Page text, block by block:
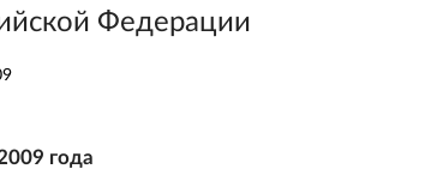
Федерации
года